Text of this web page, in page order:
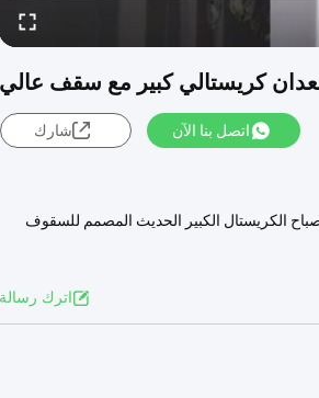
كريستالي كبير مع سقف عالي
اتصل بنا الآن شارك
الكريستال الكبير الحديث المصمم للسقوف
اترك رسالة